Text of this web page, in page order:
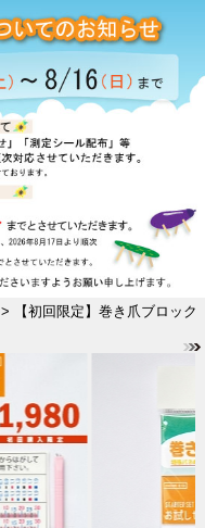
> 【初回限定】巻き爪ブロック